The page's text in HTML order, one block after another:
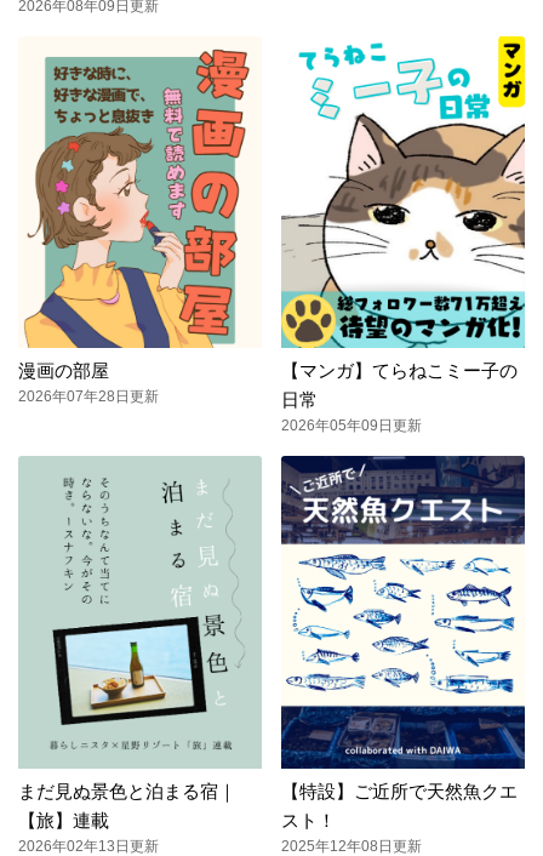
2026年08年09日更新
漫画の部屋
2026年07年28日更新
【マンガ】てらねこミー子の
日常
2026年05年09日更新
まだ見ぬ景色と泊まる宿｜
【旅】連載
2026年02年13日更新
【特設】ご近所で天然魚クエ
スト！
2025年12年08日更新